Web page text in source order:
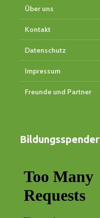
Über uns
Kontakt
Datenschutz
Impressum
Freunde und Partner
Bildungsspender